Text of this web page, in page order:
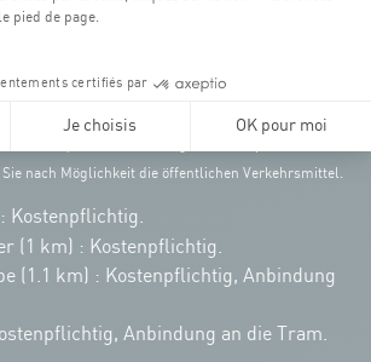
(ausser bei Veranstaltungen)
nach Möglichkeit die öffentlichen Verkehrsmittel.
Kostenpflichtig.
(1 km) : Kostenpflichtig.
(1.1 km) : Kostenpflichtig, Anbindung
Anbindung an die Tram.